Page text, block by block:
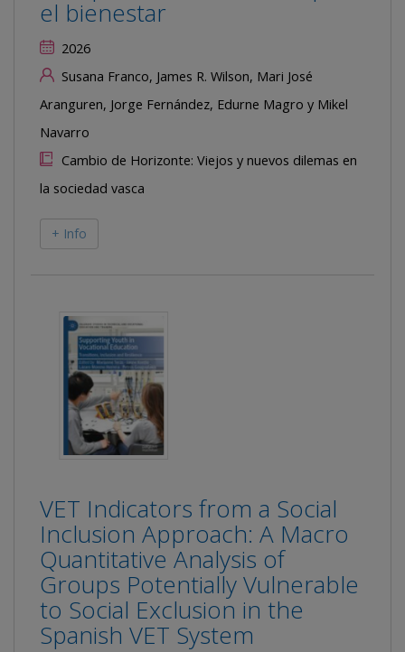
el bienestar
2026
Susana Franco, James R. Wilson, Mari José
Aranguren, Jorge Fernández, Edurne Magro y Mikel
Navarro
Cambio de Horizonte: Viejos y nuevos dilemas en
la sociedad vasca
+ Info
VET Indicators from a Social
Inclusion Approach: A Macro
Quantitative Analysis of
Groups Potentially Vulnerable
to Social Exclusion in the
Spanish VET System